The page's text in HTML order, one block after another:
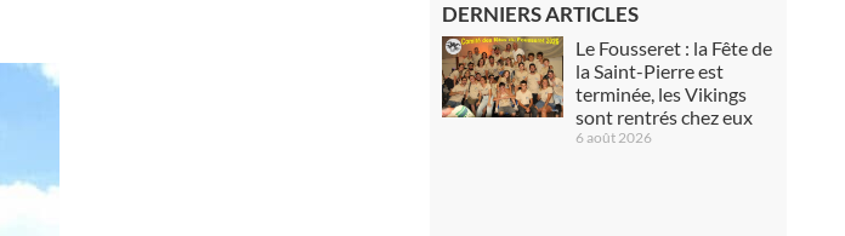
DERNIERS ARTICLES
Le Fousseret : la Fête de
la Saint-Pierre est
terminée, les Vikings
sont rentrés chez eux
6 août 2026